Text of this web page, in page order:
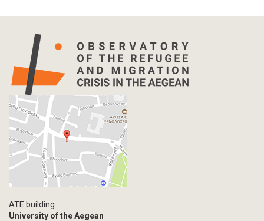
ATE building
University of the Aegean